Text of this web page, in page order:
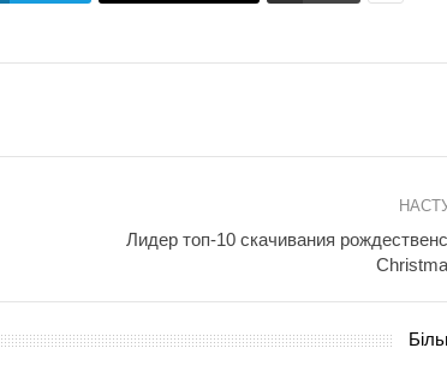
Лидер топ-10 скачивания